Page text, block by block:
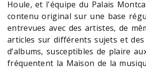
Houle, et l'équipe du Palais
contenu original sur une base
entrevues avec des artistes, de
articles sur différents sujets et des
d’albums, susceptibles de plaire
fréquentent la Maison de la